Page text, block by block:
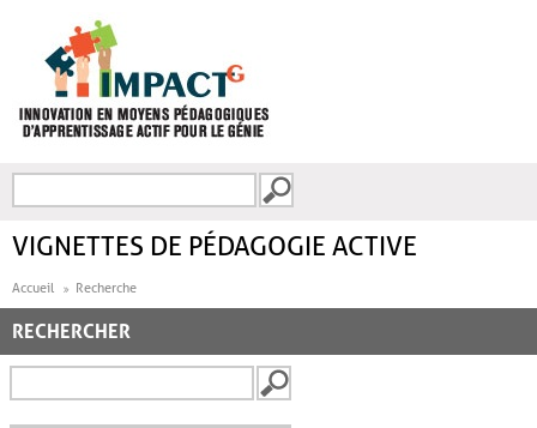
FORMULAIRE DE
VIGNETTES DE PÉDAGOGIE ACTIVE
Accueil Recherche
RECHERCHER